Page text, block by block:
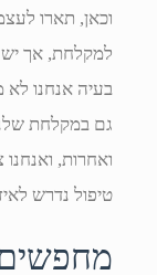
וכאן, תארו
למקלחת, אך
בעיה אנחנו
גם במקלחת
ואחרות,
טיפול נדרש